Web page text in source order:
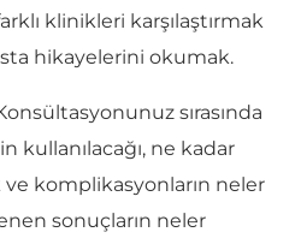
klinikleri karşılaştırmak
hikayelerini okumak.
sırasında
kullanılacağı, ne kadar
ve komplikasyonların neler
sonuçların neler